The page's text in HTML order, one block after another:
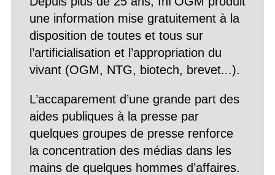
une information mise gratuitement à la
disposition de toutes et tous sur
l’artificialisation et l’appropriation du
vivant (OGM, NTG, biotech, brevet...).
L’accaparement d’une grande part des
aides publiques à la presse par
quelques groupes de presse renforce
la concentration des médias dans les
mains de quelques hommes d’affaires.